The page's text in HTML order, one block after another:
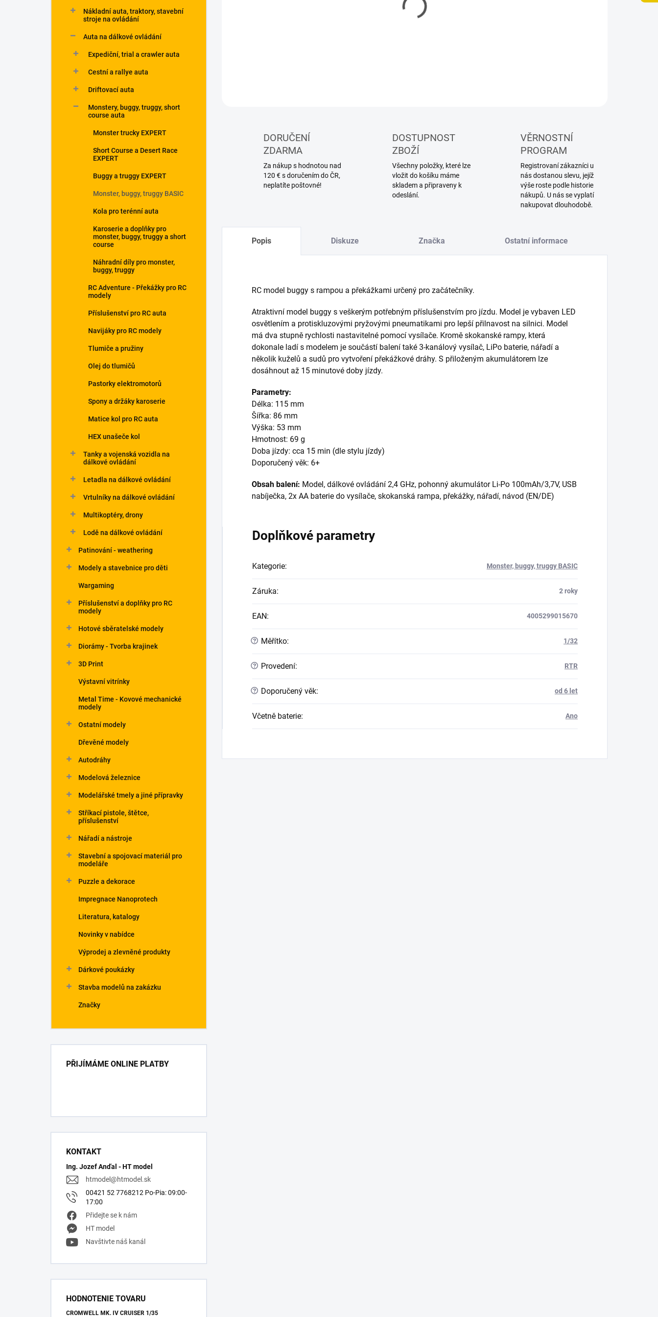
Nákladní auta, traktory, stavební
stroje na ovládání
Auta na dálkové ovládání
Expediční, trial a crawler auta
Cestní a rallye auta
Driftovací auta
Monstery, buggy, truggy, short
course auta
Monster trucky EXPERT
Short Course a Desert Race
EXPERT
Buggy a truggy EXPERT
Monster, buggy, truggy BASIC
Kola pro terénní auta
Karoserie a doplňky pro
monster, buggy, truggy a short
course
Náhradní díly pro monster,
buggy, truggy
RC Adventure - Překážky pro RC
modely
Příslušenství pro RC auta
Navijáky pro RC modely
Tlumiče a pružiny
Olej do tlumičů
Pastorky elektromotorů
Spony a držáky karoserie
Matice kol pro RC auta
HEX unašeče kol
Tanky a vojenská vozidla na
dálkové ovládání
Letadla na dálkové ovládání
Vrtulníky na dálkové ovládání
Multikoptéry, drony
Lodě na dálkové ovládání
Patinování - weathering
Modely a stavebnice pro děti
Wargaming
Příslušenství a doplňky pro RC
modely
Hotové sběratelské modely
Diorámy - Tvorba krajinek
3D Print
Výstavní vitrínky
Metal Time - Kovové mechanické
modely
Ostatní modely
Dřevěné modely
Autodráhy
Modelová železnice
Modelářské tmely a jiné přípravky
Stříkací pistole, štětce,
příslušenství
Nářadí a nástroje
Stavební a spojovací materiál pro
modeláře
Puzzle a dekorace
Impregnace Nanoprotech
Literatura, katalogy
Novinky v nabídce
Výprodej a zlevněné produkty
Dárkové poukázky
Stavba modelů na zakázku
Značky
PŘIJÍMÁME ONLINE PLATBY
KONTAKT
Ing. Jozef Anďal - HT model
htmodel@htmodel.sk
00421 52 7768212 Po-Pia: 09:00-
17:00
Přidejte se k nám
HT model
Navštivte náš kanál
HODNOTENIE TOVARU
CROMWELL MK. IV CRUISER 1/35
MOŽNOSTI DORUČENÍ
DORUČENÍ
ZDARMA
Za nákup s hodnotou nad
120 € s doručením do ČR,
neplatíte poštovné!
DOSTUPNOST
ZBOŽÍ
Všechny položky, které lze
vložit do košíku máme
skladem a připraveny k
odeslání.
VĚRNOSTNÍ
PROGRAM
Registrovaní zákazníci u
nás dostanou slevu, jejíž
výše roste podle historie
nákupů. U nás se vyplatí
nakupovat dlouhodobě.
Popis Diskuze Značka Ostatní informace
RC model buggy s rampou a překážkami určený pro začátečníky.
Atraktivní model buggy s veškerým potřebným příslušenstvím pro jízdu. Model je vybaven LED
osvětlením a protiskluzovými pryžovými pneumatikami pro lepší přilnavost na silnici. Model
má dva stupně rychlosti nastavitelné pomocí vysílače. Kromě skokanské rampy, která
dokonale ladí s modelem je součástí balení také 3-kanálový vysílač, LiPo baterie, nářadí a
několik kuželů a sudů pro vytvoření překážkové dráhy. S přiloženým akumulátorem lze
dosáhnout až 15 minutové doby jízdy.
Parametry:
Délka: 115 mm
Šířka: 86 mm
Výška: 53 mm
Hmotnost: 69 g
Doba jízdy: cca 15 min (dle stylu jízdy)
Doporučený věk: 6+
Obsah balení: Model, dálkové ovládání 2,4 GHz, pohonný akumulátor Li-Po 100mAh/3,7V, USB
nabíječka, 2x AA baterie do vysílače, skokanská rampa, překážky, nářadí, návod (EN/DE)
Doplňkové parametry
Kategorie: Monster, buggy, truggy BASIC
Záruka: 2 roky
EAN: 4005299015670
? Měřítko: 1/32
? Provedení: RTR
? Doporučený věk: od 6 let
Včetně baterie: Ano